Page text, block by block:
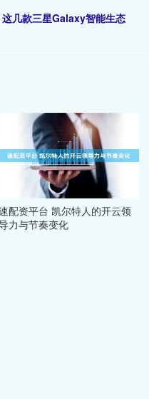
几款三星Galaxy智能生态
配资平台 凯尔特人的开云领
力与节奏变化